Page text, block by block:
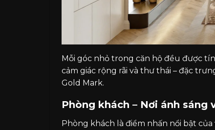
Mỗi góc nhỏ trong căn hộ đều được
cảm giác rộng rãi và thư thái – đặc
Gold Mark.
Phòng khách – Nơi ánh
Phòng khách là điểm nhấn nổi bật của